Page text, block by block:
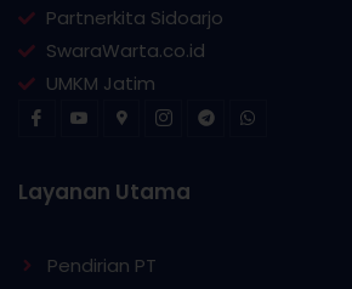
Partnerkita Sidoarjo
SwaraWarta.co.id
UMKM Jatim
Layanan Utama
Pendirian PT